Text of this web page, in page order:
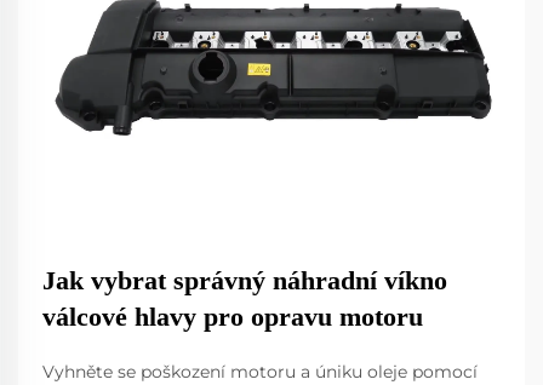
Jak vybrat správný náhradní víkno
válcové hlavy pro opravu motoru
Vyhněte se poškození motoru a úniku oleje pomocí